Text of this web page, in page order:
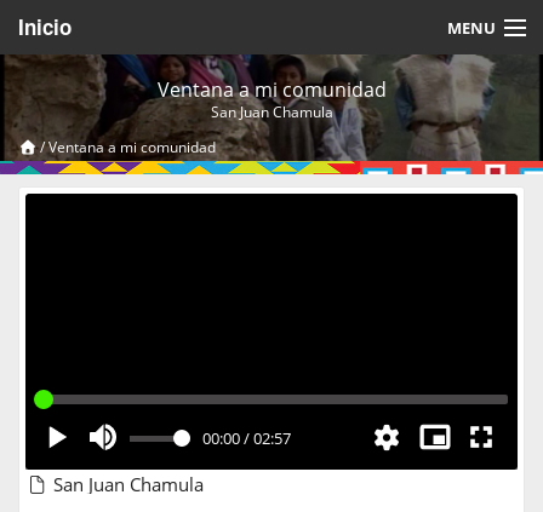
Inicio MENU
Acerca de
Videos Temáticos
Cerrar Sesión
Ventana a mi comunidad
San Juan Chamula
/Ventana a mi comunidad
00:00/02:57
San Juan Chamula